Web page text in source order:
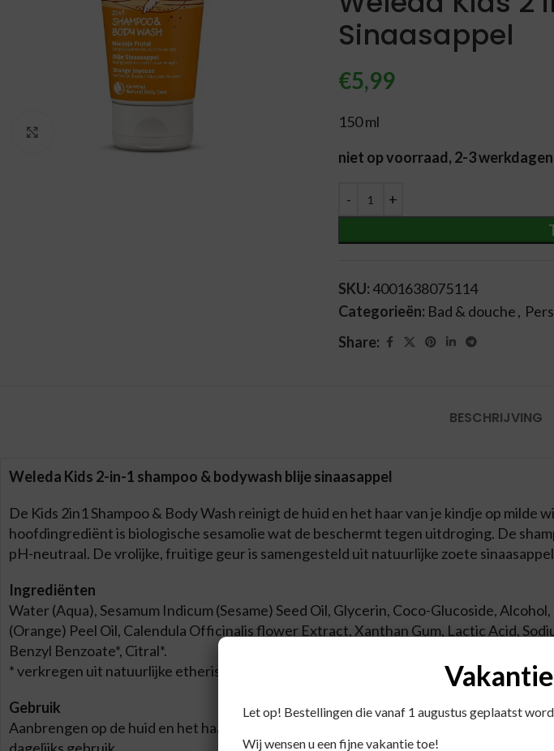
Sinaasappel
€5,99
150 ml
niet op voorraad, 2-3 werkdagen
Alternative:
SKU: 4001638075114
Categorieën: Bad & douche,
Share:
BESCHRIJVING
Weleda Kids 2-in-1 shampoo & bodywash blije sinaasappel
De Kids 2in1 Shampoo & Body Wash reinigt de huid en het haar van je kindje op
hoofdingrediënt is biologische sesamolie wat de beschermt tegen uitdroging. De
pH-neutraal. De vrolijke, fruitige geur is samengesteld uit natuurlijke zoete
Ingrediënten
Water (Aqua), Sesamum Indicum (Sesame) Seed Oil, Glycerin, Coco-Glucoside,
(Orange) Peel Oil, Calendula Officinalis flower Extract, Xanthan Gum, Lactic Acid,
Benzyl Benzoate*, Citral*.
* verkregen uit natuurlijke etherische oliën
Gebruik
Aanbrengen op de huid en het haar en licht laten schuimen, vervolgens goed
Let op! Bestellingen die vanaf 1 augustus geplaatst
Wij wensen u een fijne vakantie toe!